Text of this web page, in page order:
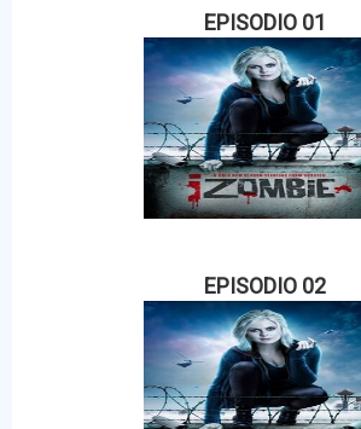
EPISODIO 01
EPISODIO 02